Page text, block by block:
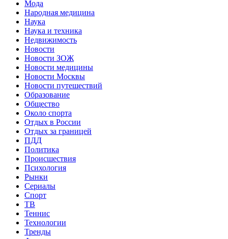
Мода
Народная медицина
Наука
Наука и техника
Недвижимость
Новости
Новости ЗОЖ
Новости медицины
Новости Москвы
Новости путешествий
Образование
Общество
Около спорта
Отдых в России
Отдых за границей
ПДД
Политика
Происшествия
Психология
Рынки
Сериалы
Спорт
ТВ
Теннис
Технологии
Тренды